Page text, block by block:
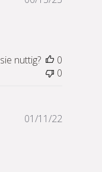
nuttig?
0
0
01/11/22